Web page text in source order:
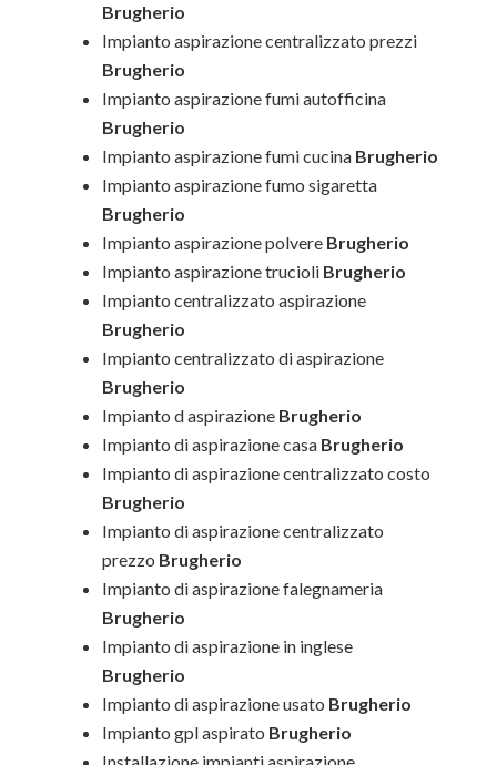
Brugherio
Impianto aspirazione centralizzato prezzi
Brugherio
Impianto aspirazione fumi autofficina
Brugherio
Impianto aspirazione fumi cucina Brugherio
Impianto aspirazione fumo sigaretta
Brugherio
Impianto aspirazione polvere Brugherio
Impianto aspirazione trucioli Brugherio
Impianto centralizzato aspirazione
Brugherio
Impianto centralizzato di aspirazione
Brugherio
Impianto d aspirazione Brugherio
Impianto di aspirazione casa Brugherio
Impianto di aspirazione centralizzato costo
Brugherio
Impianto di aspirazione centralizzato
prezzo Brugherio
Impianto di aspirazione falegnameria
Brugherio
Impianto di aspirazione in inglese
Brugherio
Impianto di aspirazione usato Brugherio
Impianto gpl aspirato Brugherio